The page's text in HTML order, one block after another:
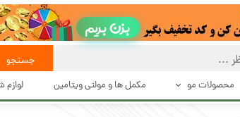
جستجو
محصولات مو مکمل ها و مولتی ویتامین
بزن بریم